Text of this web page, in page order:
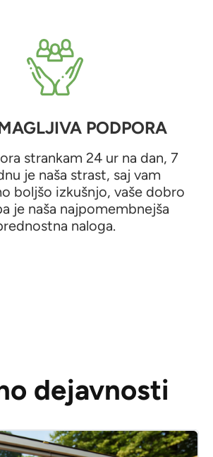
PODPORA
strankam 24 ur na dan, 7
je naša strast, saj vam
boljšo izkušnjo, vaše dobro
je naša najpomembnejša
naloga.
dejavnosti